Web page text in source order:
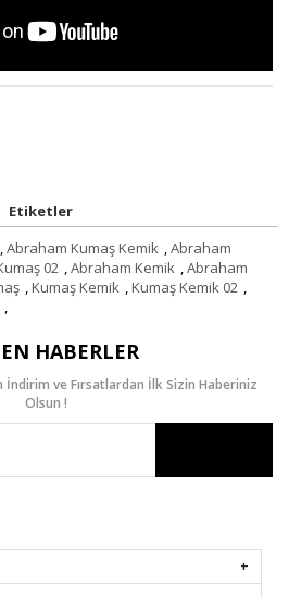
Etiketler
,Abraham Kumaş Kemik ,Abraham
02 ,Abraham Kemik ,Abraham
,Kumaş Kemik ,Kumaş Kemik 02 ,
,
HABERLER
ve Fırsatlardan İlk Sizin Haberiniz
Olsun !